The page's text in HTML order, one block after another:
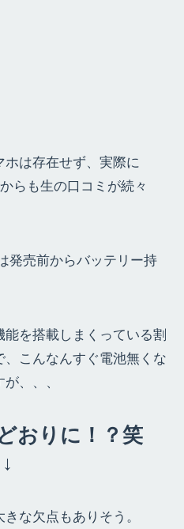
は存在せず、実際に
らも生の口コミが続々
発売前からバッテリー持
を搭載しまくっている割
こんなんすぐ電池無くな
、、、
おりに！？笑
↓
な欠点もありそう。